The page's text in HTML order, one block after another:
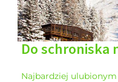
Do schroniska
Najbardziej